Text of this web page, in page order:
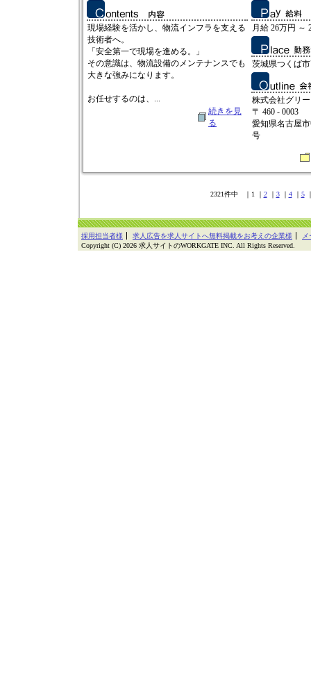
現場経験を活かし、物流インフラを支える
技術者へ。
「安全第一で現場を進める。」
その意識は、物流設備のメンテナンスでも
大きな強みになります。
お任せするのは、...
続きを見
る
月給 26万円 ～
茨城県つくば
株式会社グリ
〒 460 - 0003
愛知県名古屋
号
2321件中 ｜1 ｜ 2｜ 3｜ 4｜ 5
採用担当者様 求人広告を求人サイトへ無料掲載をお考えの企業様
Copyright (C) 2026 求人サイトのWORKGATE INC. All Rights Reserved.